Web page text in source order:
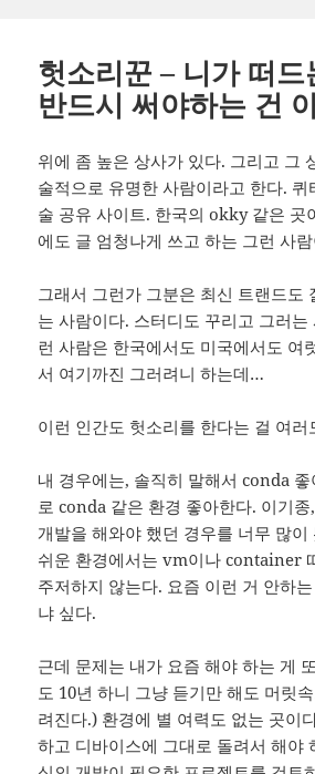
헛소리꾼 – 니가 떠드
반드시 써야하는 건
위에 좀 높은 상사가 있다. 그리고 그
술적으로 유명한 사람이라고 한다.
술 공유 사이트. 한국의 okky 같은 곳
에도 글 엄청나게 쓰고 하는 그런 사
그래서 그런가 그분은 최신 트랜드도
는 사람이다. 스터디도 꾸리고 그러는
런 사람은 한국에서도 미국에서도 여
서 여기까진 그러려니 하는데…
이런 인간도 헛소리를 한다는 걸 여러
내 경우에는, 솔직히 말해서 conda
로 conda 같은 환경 좋아한다. 이기
개발을 해와야 했던 경우를 너무 많이
쉬운 환경에서는 vm이나 container
주저하지 않는다. 요즘 이런 거 안하
냐 싶다.
근데 문제는 내가 요즘 해야 하는 게
도 10년 하니 그냥 듣기만 해도 머릿
려진다.) 환경에 별 여력도 없는 곳이
하고 디바이스에 그대로 돌려서 해야